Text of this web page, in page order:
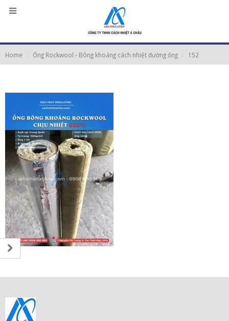
Home Ống Rockwool - Bông khoáng cách nhiệt đường ống 152